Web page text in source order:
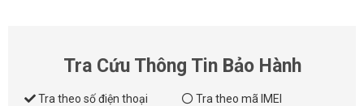
Tra Cứu Thông Tin Bảo Hành
Tra theo số điện thoại Tra theo mã IMEI